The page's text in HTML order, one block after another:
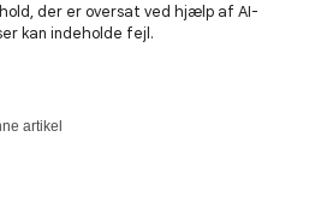
der er oversat ved hjælp af AI-
kan indeholde fejl.
artikel